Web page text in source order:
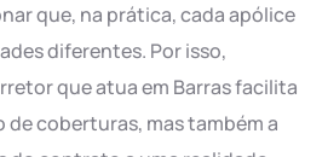
que, na prática, cada apólice
diferentes. Por isso,
que atua em Barras facilita
de coberturas, mas também a